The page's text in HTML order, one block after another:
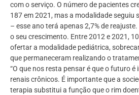
com o serviço. O número de pacientes
187 em 2021, mas a modalidade seguiu
– esse ano terá apenas 2,7% de
o seu crescimento. Entre 2012 e 2021,
ofertar a modalidade pediátrica,
que permaneceram realizando o
“O que nos resta pensar é que o futuro
renais crônicos. É importante que a
terapia substitui a função que o rim